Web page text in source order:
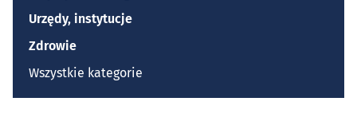
Urzędy, instytucje
Zdrowie
Wszystkie kategorie